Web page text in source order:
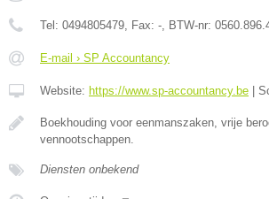
Tel: 0494805479 , Fax: - , BTW-nr:
E-mail › SP Accountancy
Website: https://www.sp-accountancy.be
Boekhouding voor eenmanszaken, vrije
vennootschappen.
Diensten onbekend